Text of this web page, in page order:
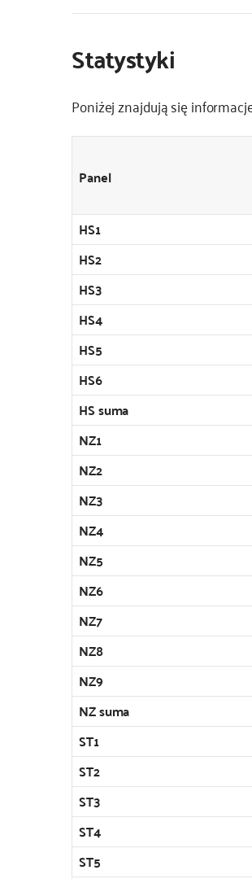
Statystyki
Poniżej znajdują się
Panel
HS1
HS2
HS3
HS4
HS5
HS6
HS suma
NZ1
NZ2
NZ3
NZ4
NZ5
NZ6
NZ7
NZ8
NZ9
NZ suma
ST1
ST2
ST3
ST4
ST5